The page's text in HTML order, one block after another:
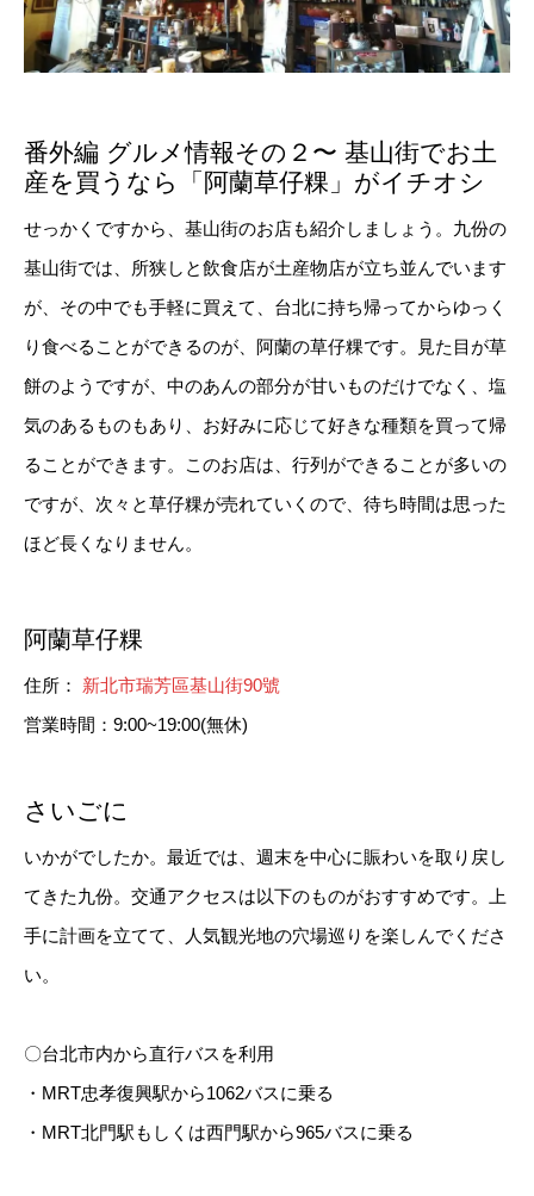
番外編 グルメ情報その２〜 基山街でお土
産を買うなら「阿蘭草仔粿」がイチオシ
せっかくですから、基山街のお店も紹介しましょう。九份の
基山街では、所狭しと飲食店が土産物店が立ち並んでいます
が、その中でも手軽に買えて、台北に持ち帰ってからゆっく
り食べることができるのが、阿蘭の草仔粿です。見た目が草
餅のようですが、中のあんの部分が甘いものだけでなく、塩
気のあるものもあり、お好みに応じて好きな種類を買って帰
ることができます。このお店は、行列ができることが多いの
ですが、次々と草仔粿が売れていくので、待ち時間は思った
ほど長くなりません。
阿蘭草仔粿
住所： 新北市瑞芳區基山街90號
営業時間：9:00~19:00(無休)
さいごに
いかがでしたか。最近では、週末を中心に賑わいを取り戻し
てきた九份。交通アクセスは以下のものがおすすめです。上
手に計画を立てて、人気観光地の穴場巡りを楽しんでくださ
い。
〇台北市内から直行バスを利用
・MRT忠孝復興駅から1062バスに乗る
・MRT北門駅もしくは西門駅から965バスに乗る